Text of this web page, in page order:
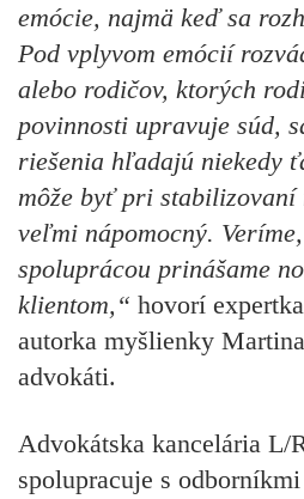
emócie, najmä keď sa
Pod vplyvom emócií
alebo rodičov, ktorých
povinnosti upravuje súd,
riešenia hľadajú niekedy
môže byť pri
veľmi nápomocný.
spoluprácou prinášame
klientom,“ hovorí
autorka myšlienky
advokáti.
Advokátska kancelária L/
spolupracuje s